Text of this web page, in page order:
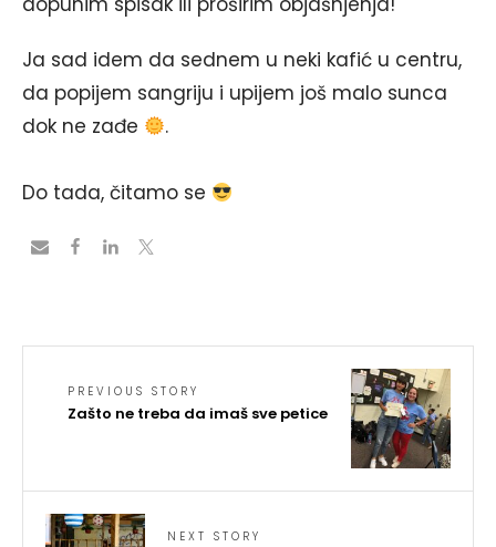
Ja sad idem da sednem u neki kafić u centru,
da popijem sangriju i upijem još malo sunca
dok ne zađe
.
Do tada, čitamo se
PREVIOUS STORY
Zašto ne treba da imaš sve petice
NEXT STORY